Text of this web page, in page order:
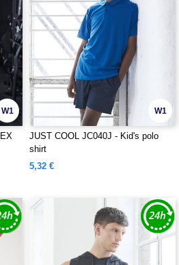
W1 W1
JUST COOL JC040J - Kid's polo
shirt
5,32 €